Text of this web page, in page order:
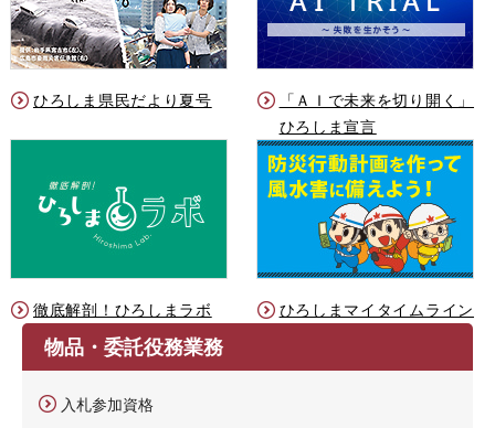
ひろしま県民だより夏号
「ＡＩで未来を切り開く」
ひろしま宣言
徹底解剖！ひろしまラボ ひろしまマイタイムライン
物品・委託役務業務
入札参加資格